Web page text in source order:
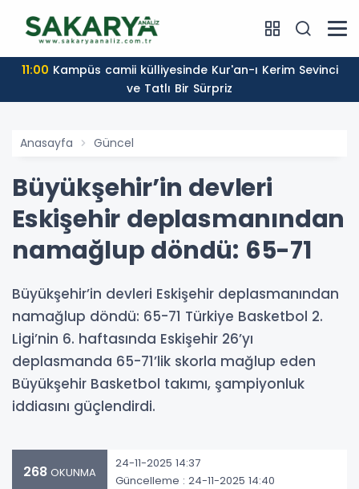
11:00
ve Tatlı Bir Sürpriz
Anasayfa Güncel
Büyükşehir’in devleri
Eskişehir deplasmanından
namağlup döndü: 65-71
Büyükşehir’in devleri Eskişehir deplasmanından
namağlup döndü: 65-71 Türkiye Basketbol 2.
Ligi’nin 6. haftasında Eskişehir 26’yı
deplasmanda 65-71’lik skorla mağlup eden
Büyükşehir Basketbol takımı, şampiyonluk
iddiasını güçlendirdi.
268 OKUNMA
24-11-2025 14:37
Güncelleme : 24-11-2025 14:40